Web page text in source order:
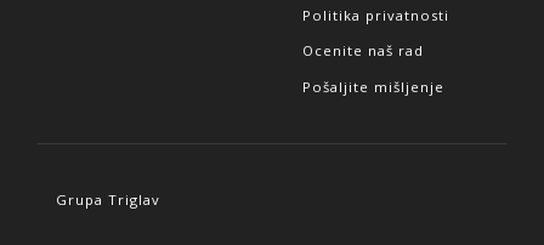
Politika privatnosti
Ocenite naš rad
Pošaljite mišljenje
Grupa Triglav